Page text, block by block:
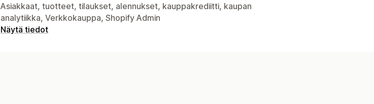
Asiakkaat, tuotteet, tilaukset, alennukset, kauppakrediitti, kaupan
analytiikka, Verkkokauppa, Shopify Admin
Näytä tiedot